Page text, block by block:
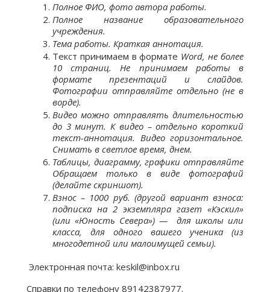
Полное ФИО, фото автора работы.
Полное название образовательного
учреждения.
Тема работы. Краткая аннотация.
Текст принимаем в формате Word, не более
10 страниц. Не принимаем работы в
формате презентаций и слайдов.
Фотографии отправляйте отдельно (не в
ворде).
Видео можно отправлять длительностью
до 3минут.К видео – отдельно короткий
текст-аннотация. Видео горизонтальное.
Снимать в светлое время, днем.
Таблицы, диаграмму, графики отправляйте
Обращаем только в виде фотографий
(делайте скриншот).
Взнос – 1000 руб. (другой вариант взноса:
подписка на 2 экземпляра газет «Кэскил»
(или «Юность Севера») — для школы или
класса, для одного вашего ученика (из
многодетной или малоимущей семьи).
Электронная почта: keskil@inbox.ru
Справки по телефону 89142387977.